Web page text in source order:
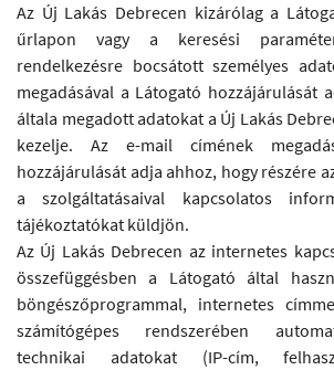
Az Új Lakás Debrecen kizárólag a
űrlapon vagy a keresési
rendelkezésre bocsátott személyes
megadásával a Látogató hozzájárulását
általa megadott adatokat a Új Lakás
kezelje. Az e-mail címének
hozzájárulását adja ahhoz, hogy részére
a szolgáltatásaival kapcsolatos
tájékoztatókat küldjön.
Az Új Lakás Debrecen az internetes
összefüggésben a Látogató által
böngészőprogrammal, internetes
számítógépes rendszerében
technikai adatokat (IP-cím,